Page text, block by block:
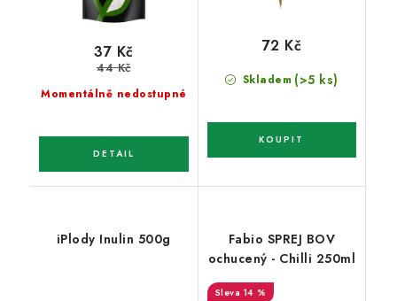
Momentálně nedostupné
37 Kč
44 Kč
Skladem (>5 ks)
72 Kč
iPlody Inulin 500g
Fabio SPREJ BOV
ochucený - Chilli 250ml
14 %